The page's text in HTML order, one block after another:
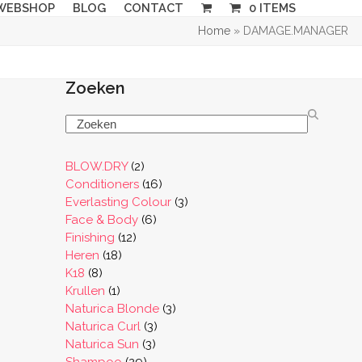
BLOG CONTACT 0 ITEMS
Home» DAMAGE.MANAGER
Zoeken
Search
BLOW.DRY 22
producten
Conditioners 1616
producten
Everlasting Colour 33
Face & Body 66
Finishing 1212
Heren 1818
K18 88
producten
Krullen 11
product
Naturica Blonde 33
Naturica Curl 33
producten
Naturica Sun 33